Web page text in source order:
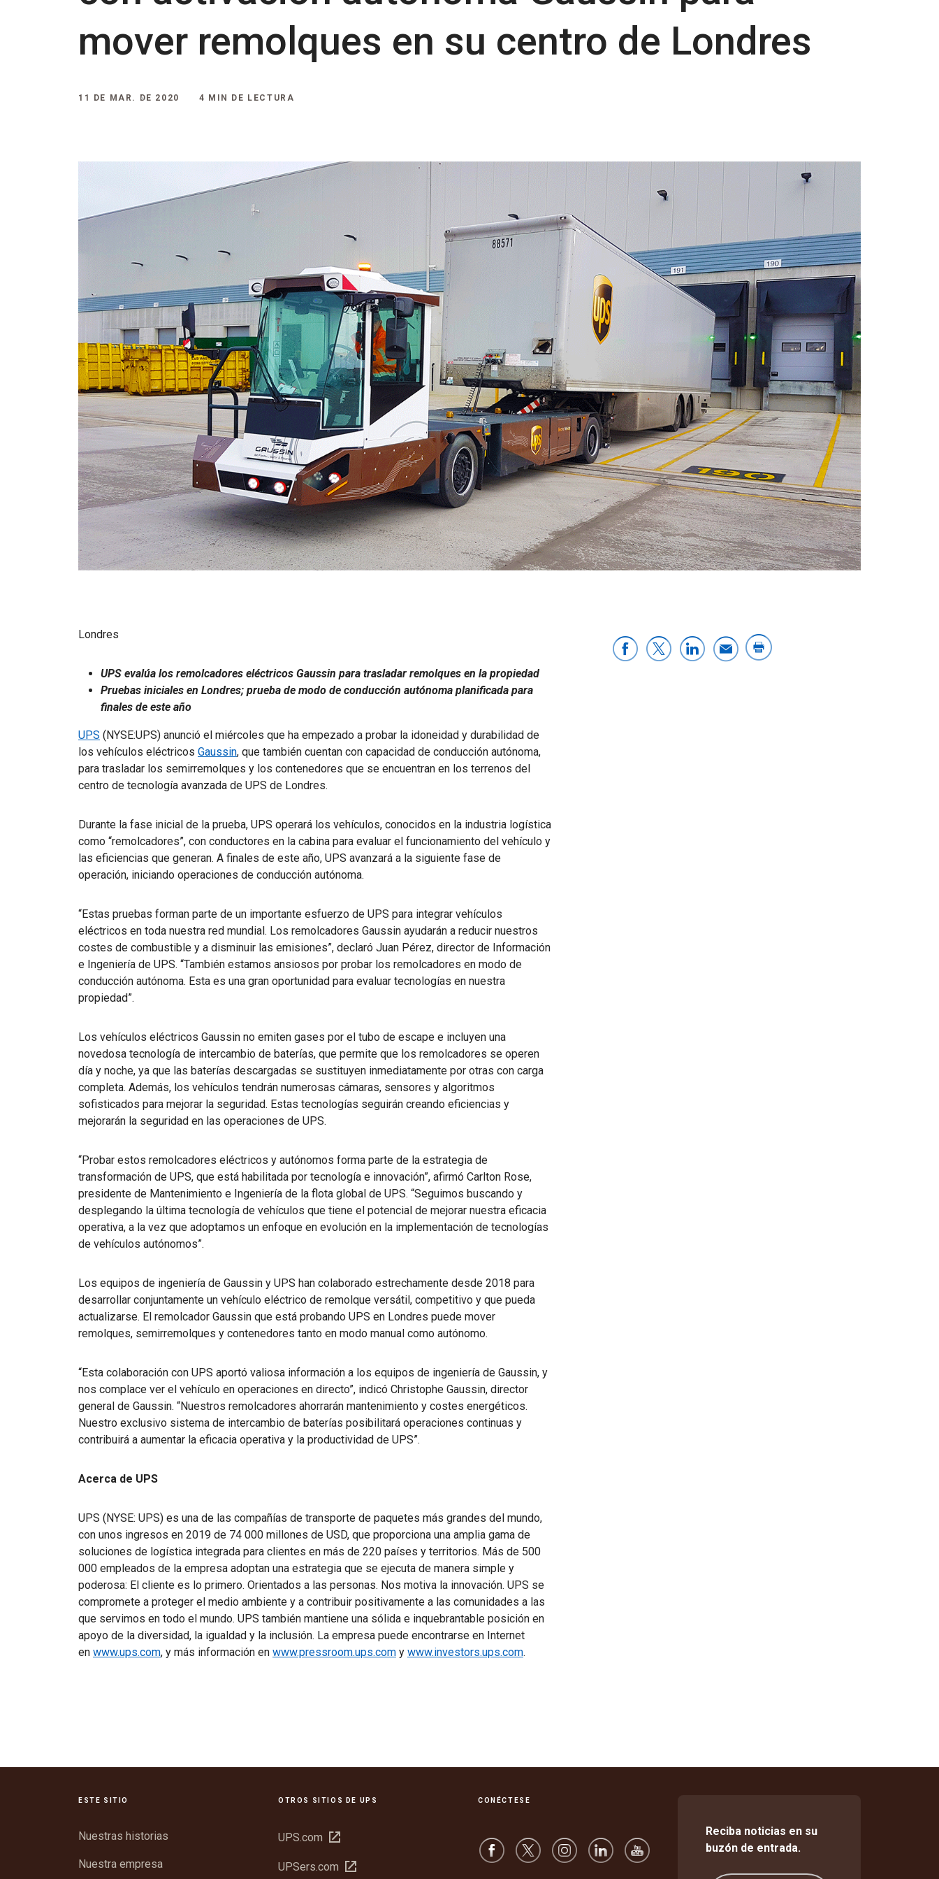
mover remolques en su centro de Londres
11 DE MAR. DE 2020 4 MIN DE LECTURA
Londres
UPS evalúa los remolcadores eléctricos Gaussin para trasladar remolques en la propiedad
Pruebas iniciales en Londres; prueba de modo de conducción autónoma planificada para
finales de este año
UPS (NYSE:UPS) anunció el miércoles que ha empezado a probar la idoneidad y durabilidad de
los vehículos eléctricos Gaussin, que también cuentan con capacidad de conducción autónoma,
para trasladar los semirremolques y los contenedores que se encuentran en los terrenos del
centro de tecnología avanzada de UPS de Londres.
Durante la fase inicial de la prueba, UPS operará los vehículos, conocidos en la industria logística
como “remolcadores”, con conductores en la cabina para evaluar el funcionamiento del vehículo y
las eficiencias que generan. A finales de este año, UPS avanzará a la siguiente fase de
operación, iniciando operaciones de conducción autónoma.
“Estas pruebas forman parte de un importante esfuerzo de UPS para integrar vehículos
eléctricos en toda nuestra red mundial. Los remolcadores Gaussin ayudarán a reducir nuestros
costes de combustible y a disminuir las emisiones”, declaró Juan Pérez, director de Información
e Ingeniería de UPS. “También estamos ansiosos por probar los remolcadores en modo de
conducción autónoma. Esta es una gran oportunidad para evaluar tecnologías en nuestra
propiedad”.
Los vehículos eléctricos Gaussin no emiten gases por el tubo de escape e incluyen una
novedosa tecnología de intercambio de baterías, que permite que los remolcadores se operen
día y noche, ya que las baterías descargadas se sustituyen inmediatamente por otras con carga
completa. Además, los vehículos tendrán numerosas cámaras, sensores y algoritmos
sofisticados para mejorar la seguridad. Estas tecnologías seguirán creando eficiencias y
mejorarán la seguridad en las operaciones de UPS.
“Probar estos remolcadores eléctricos y autónomos forma parte de la estrategia de
transformación de UPS, que está habilitada por tecnología e innovación”, afirmó Carlton Rose,
presidente de Mantenimiento e Ingeniería de la flota global de UPS. “Seguimos buscando y
desplegando la última tecnología de vehículos que tiene el potencial de mejorar nuestra eficacia
operativa, a la vez que adoptamos un enfoque en evolución en la implementación de tecnologías
de vehículos autónomos”.
Los equipos de ingeniería de Gaussin y UPS han colaborado estrechamente desde 2018 para
desarrollar conjuntamente un vehículo eléctrico de remolque versátil, competitivo y que pueda
actualizarse. El remolcador Gaussin que está probando UPS en Londres puede mover
remolques, semirremolques y contenedores tanto en modo manual como autónomo.
“Esta colaboración con UPS aportó valiosa información a los equipos de ingeniería de Gaussin, y
nos complace ver el vehículo en operaciones en directo”, indicó Christophe Gaussin, director
general de Gaussin. “Nuestros remolcadores ahorrarán mantenimiento y costes energéticos.
Nuestro exclusivo sistema de intercambio de baterías posibilitará operaciones continuas y
contribuirá a aumentar la eficacia operativa y la productividad de UPS”.
Acerca de UPS
UPS (NYSE: UPS) es una de las compañías de transporte de paquetes más grandes del mundo,
con unos ingresos en 2019 de 74 000 millones de USD, que proporciona una amplia gama de
soluciones de logística integrada para clientes en más de 220 países y territorios. Más de 500
000 empleados de la empresa adoptan una estrategia que se ejecuta de manera simple y
poderosa: El cliente es lo primero. Orientados a las personas. Nos motiva la innovación. UPS se
compromete a proteger el medio ambiente y a contribuir positivamente a las comunidades a las
que servimos en todo el mundo. UPS también mantiene una sólida e inquebrantable posición en
apoyo de la diversidad, la igualdad y la inclusión. La empresa puede encontrarse en Internet
en www.ups.com, y más información en www.pressroom.ups.com y www.investors.ups.com.
ESTE SITIO
Nuestras historias
Nuestra empresa
OTROS SITIOS DE UPS
UPS.com Abrir
una
UPSers.com Abrir
CONÉCTESE
Reciba noticias en su
buzón de entrada.